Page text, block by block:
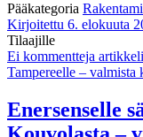
Pääkategoria
Kirjoitettu 6. elokuuta
Tilaajille
Ei kommentteja
Tampereelle – valmista
Enersenselle